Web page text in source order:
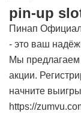
pin-up
Пинап
- это ваш
Мы
акции.
начните
https://